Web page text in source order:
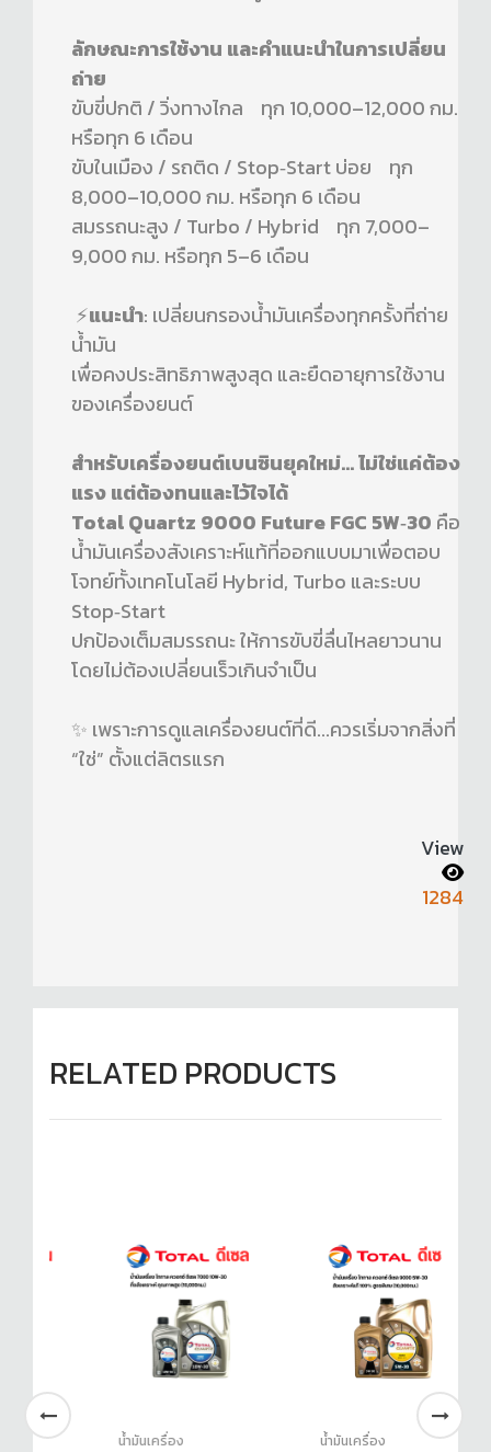
ลักษณะการใช้งาน และคำแนะนำในการเปลี่ยน
ถ่าย
ขับขี่ปกติ / วิ่งทางไกล ทุก 10,000–12,000 กม.
หรือทุก 6 เดือน
ขับในเมือง / รถติด / Stop‑Start บ่อย ทุก
8,000–10,000 กม. หรือทุก 6 เดือน
สมรรถนะสูง / Turbo / Hybrid ทุก 7,000–
9,000 กม. หรือทุก 5–6 เดือน
⚡แนะนำ: เปลี่ยนกรองน้ำมันเครื่องทุกครั้งที่ถ่าย
น้ำมัน
เพื่อคงประสิทธิภาพสูงสุด และยืดอายุการใช้งาน
ของเครื่องยนต์
สำหรับเครื่องยนต์เบนซินยุคใหม่... ไม่ใช่แค่ต้อง
แรง แต่ต้องทนและไว้ใจได้
Total Quartz 9000 Future FGC 5W‑30 คือ
น้ำมันเครื่องสังเคราะห์แท้ที่ออกแบบมาเพื่อตอบ
โจทย์ทั้งเทคโนโลยี Hybrid, Turbo และระบบ
Stop‑Start
ปกป้องเต็มสมรรถนะ ให้การขับขี่ลื่นไหลยาวนาน
โดยไม่ต้องเปลี่ยนเร็วเกินจำเป็น
✨ เพราะการดูแลเครื่องยนต์ที่ดี...ควรเริ่มจากสิ่งที่
“ใช่” ตั้งแต่ลิตรแรก
View
1284
RELATED PRODUCTS
น้ำมันเครื่อง น้ำมันเครื่อง